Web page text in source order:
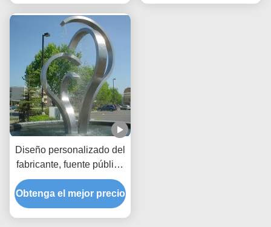
Diseño personalizado del
fabricante, fuente pública
moderna, característica
de agua exterior de acero
inoxidable
Obtenga el mejor precio